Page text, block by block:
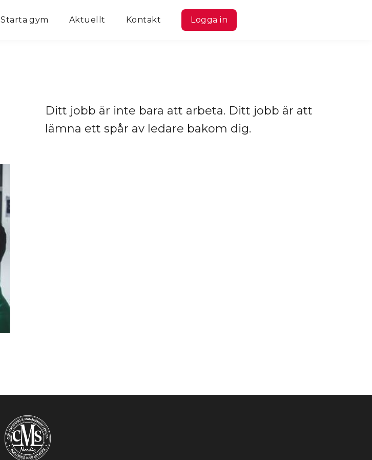
Starta gym Aktuellt Kontakt Logga in
Ditt jobb är inte bara att arbeta. Ditt jobb är att
lämna ett spår av ledare bakom dig.